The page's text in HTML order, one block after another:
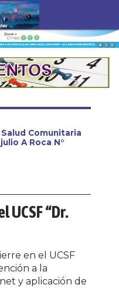
UCSF “Dr.
en el UCSF
a la
y aplicación de
Comunitaria
A Roca N°